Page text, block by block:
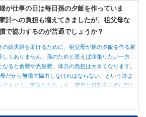
が仕事の日は毎日孫の夕飯を作っていま
計への負担も増えてきましたが、祖父母な
で協力するのが普通でしょうか？
の娘夫婦を助けるために、祖父母が孫の夕飯を作る家
しくありません。孫のためと思えば頑張りたい一方、
なると食費や光熱費、体力の負担は大きくなります。
だから無償で協力しなければならない、という決ま
りません。家族だからこそ、費用と役割を早めに話し